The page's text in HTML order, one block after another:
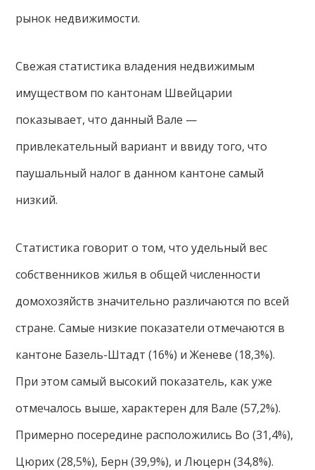
рынок недвижимости.
Свежая статистика владения недвижимым
имуществом по кантонам Швейцарии
показывает, что данный Вале —
привлекательный вариант и ввиду того, что
паушальный налог в данном кантоне самый
низкий.
Статистика говорит о том, что удельный вес
собственников жилья в общей численности
домохозяйств значительно различаются по всей
стране. Самые низкие показатели отмечаются в
кантоне Базель-Штадт (16%) и Женеве (18,3%).
При этом самый высокий показатель, как уже
отмечалось выше, характерен для Вале (57,2%).
Примерно посередине расположились Во (31,4%),
Цюрих (28,5%), Берн (39,9%), и Люцерн (34,8%).